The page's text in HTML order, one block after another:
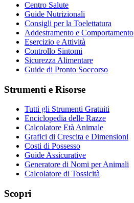
Centro Salute
Guide Nutrizionali
Consigli per la Toelettatura
Addestramento e Comportamento
Esercizio e Attività
Controllo Sintomi
Sicurezza Alimentare
Guide di Pronto Soccorso
Strumenti e Risorse
Tutti gli Strumenti Gratuiti
Enciclopedia delle Razze
Calcolatore Età Animale
Grafici di Crescita e Dimensioni
Costi di Possesso
Guide Assicurative
Generatore di Nomi per Animali
Calcolatore di Tossicità
Scopri